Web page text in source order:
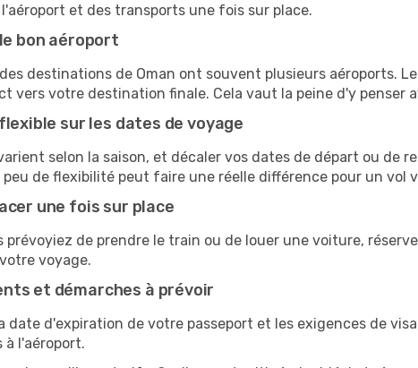
et des transports une fois sur place.
bon aéroport
destinations de Oman ont souvent plusieurs aéroports.
vers votre destination finale. Cela vaut la peine d'y penser
sur les dates de voyage
selon la saison, et décaler vos dates de départ ou
peu de flexibilité peut faire une réelle différence pour un vol
une fois sur place
prévoyiez de prendre le train ou de louer une voiture,
voyage.
et démarches à prévoir
date d'expiration de votre passeport et les exigences de
à l'aéroport.